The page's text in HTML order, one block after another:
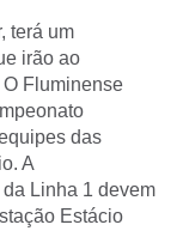
terá um
irão ao
Fluminense
das
A
Linha 1 devem
Estácio